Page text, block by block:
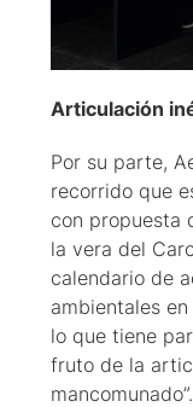
Articulación
Por su parte,
recorrido que
con propuesta
la vera del
calendario de
ambientales
lo que tiene
fruto de la